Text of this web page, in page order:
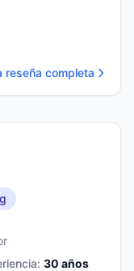
reseña completa
30 años